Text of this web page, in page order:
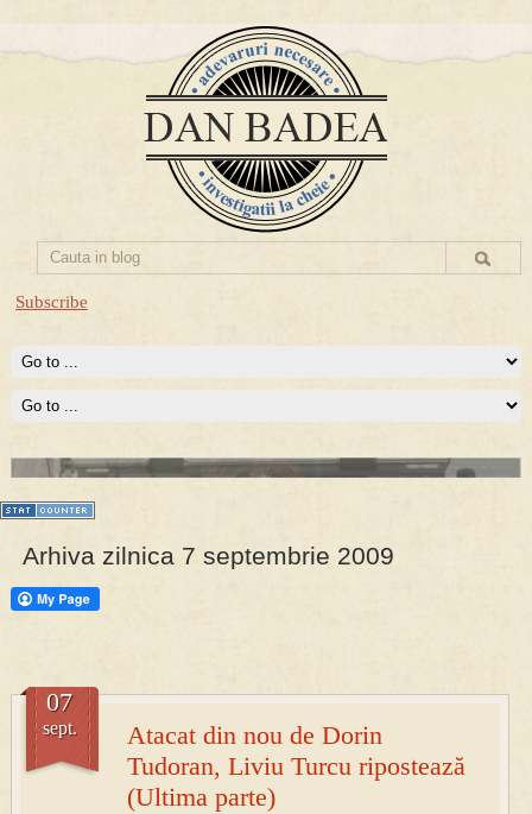
Subscribe
PRESA
Permise pentru vânătoarea de porci în costume, cu gulere albe
Prima mea carte publicata (Nemira)
Averea Presedintelui: prima lucrare despre controversatele
conturi secrete ale Securitatii.
Arhiva zilnica 7 septembrie 2009
Atacat din nou de Dorin
Tudoran, Liviu Turcu ripostează
(Ultima parte)
07
sept.